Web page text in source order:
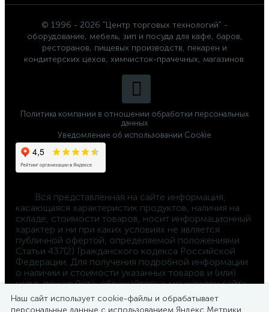
© 1996 - 2026 "Центр торговых технологий" -
оборудование, мебель, зип и посуда для кафе, баров,
ресторанов, пищевых производств, пекарен и
кондитерских цехов, химчисток-прачечных, магазинов.
Политика компании в отношении обработки персональных
данных
Уведомление об использовании Cookie
касающаяся характеристик продуктов, наличия на
складе, стоимости товаров, носит информационный
характер и ни при каких условиях не является
публичной офертой, определяемой положениями
Статьи 437(2) Гражданского кодекса Российской
Федерации. Для получения подробной информации
о наличии и стоимости указанных товаров и (или)
услуг, пожалуйста, обращайтесь к менеджеру сайта
по телефону
8-800-550-4-660
Наш сайт использует cookie-файлы и обрабатывает
персональные данные с использованием Яндекс Метрики.